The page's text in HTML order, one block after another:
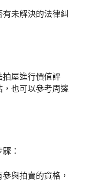
未解決的法律糾
拍屋進行價值評
也可以參考周邊
：
與拍賣的資格，